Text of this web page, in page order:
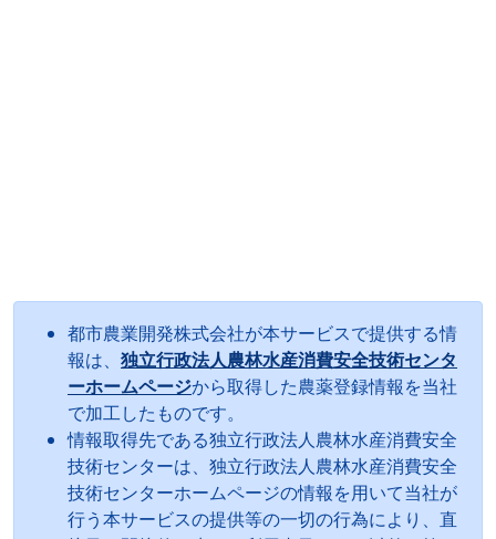
都市農業開発株式会社が本サービスで提供する情
報は、 独立行政法人農林水産消費安全技術センタ
ーホームページから取得した農薬登録情報を当社
で加工したものです。
情報取得先である独立行政法人農林水産消費安全
技術センターは、独立行政法人農林水産消費安全
技術センターホームページの情報を用いて当社が
行う本サービスの提供等の一切の行為により、直